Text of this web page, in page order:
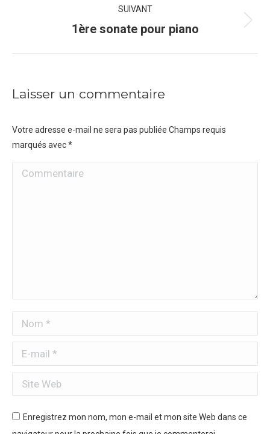
SUIVANT
Projets
1ère sonate pour piano
Laisser un commentaire
Votre adresse e-mail ne sera pas publiée Champs requis
marqués avec*
Commentaire
Nom *
E-mail *
Site Web
Enregistrez mon nom, mon e-mail et mon site Web dans ce